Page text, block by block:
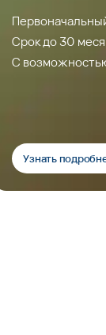
Срок до 30
С
Узнать